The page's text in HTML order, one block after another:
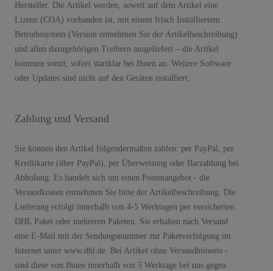
Hersteller. Die Artikel werden, soweit auf dem Artikel eine
Lizenz (COA) vorhanden ist, mit einem frisch Installiertem
Betriebssystem (Version entnehmen Sie der Artikelbeschreibung)
und allen dazugehörigen Treibern ausgeliefert – die Artikel
kommen somit, sofort startklar bei Ihnen an. Weitere Software
oder Updates sind nicht auf den Geräten installiert.
Zahlung und Versand
Sie können den Artikel folgendermaßen zahlen: per PayPal, per
Kreditkarte (über PayPal), per Überweisung oder Barzahlung bei
Abholung. Es handelt sich um einen Postenangebot - die
Versandkosten entnehmen Sie bitte der Artikelbeschreibung. Die
Lieferung erfolgt innerhalb von 4-5 Werktagen per versicherten
DHL Paket oder mehreren Paketen. Sie erhalten nach Versand
eine E-Mail mit der Sendungsnummer zur Paketverfolgung im
Internet unter www.dhl.de. Bei Artikel ohne Versandhinweis -
sind diese von Ihnen innerhalb von 5 Werktage bei uns gegen